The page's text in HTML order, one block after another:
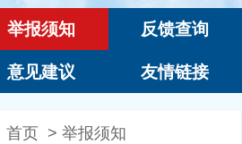
举报须知 反馈查询
意见建议 友情链接
首页 > 举报须知